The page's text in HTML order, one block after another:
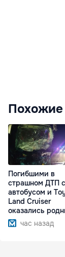
Похожие
Погибшими в
страшном ДТП с
автобусом и
Land Cruiser
оказались
братьячас назад